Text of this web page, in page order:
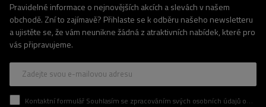
Pravidelné informace o nejnovějších akcích a slevách v našem
obchodě. Zní to zajímavě? Přihlaste se k odběru našeho newsletteru
a ujistěte se, že vám neunikne žádná z atraktivních nabídek, které pro
vás připravujeme.
Zadejte svou e-mailovou adresu
Kontaktní formulář Souhlasím se zpracováním svých osobních údajů obsažených v kontaktním formuláři v souladu s nařízením Evropského parlamentu a Rady (EU)